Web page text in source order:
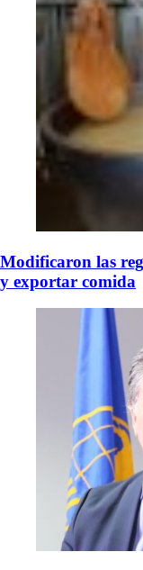
Modificaron las
y exportar comida